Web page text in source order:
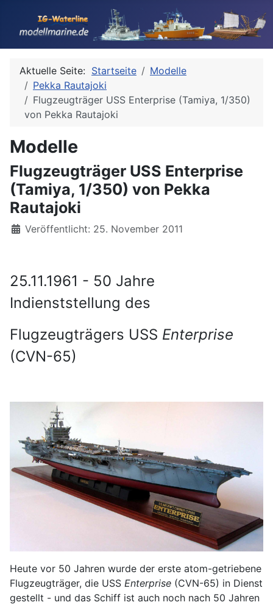
Aktuelle Seite: Startseite
Modelle
Pekka Rautajoki
Flugzeugträger USS Enterprise (Tamiya, 1/350)
von Pekka Rautajoki
Modelle
Flugzeugträger USS Enterprise
(Tamiya, 1/350) von Pekka
Rautajoki
Details
Veröffentlicht: 25. November 2011
25.11.1961 - 50 Jahre
Indienststellung des
Flugzeugträgers USS Enterprise
(CVN-65)
Heute vor 50 Jahren wurde der erste atom-getriebene
Flugzeugträger, die USS Enterprise (CVN-65) in Dienst
gestellt - und das Schiff ist auch noch nach 50 Jahren